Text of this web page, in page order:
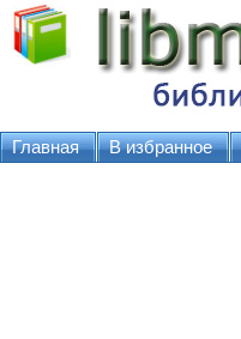
Главная В избранное